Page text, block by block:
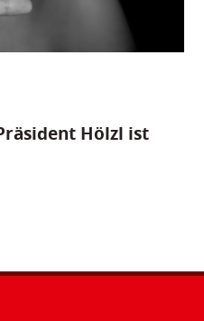
Hölzl ist